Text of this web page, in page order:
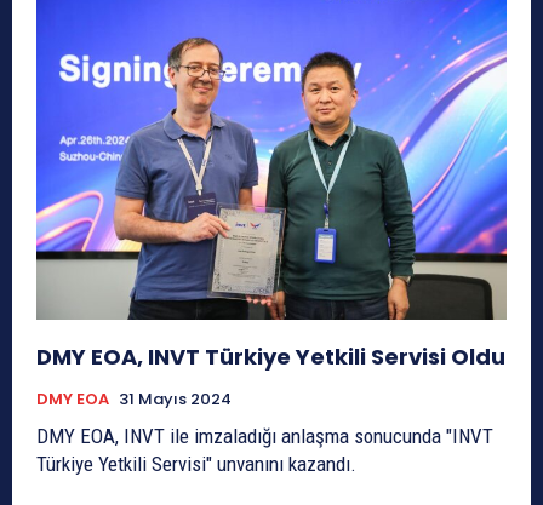
DMY EOA, INVT Türkiye Yetkili Servisi Oldu
DMY EOA 31 Mayıs 2024
DMY EOA, INVT ile imzaladığı anlaşma sonucunda "INVT
Türkiye Yetkili Servisi" unvanını kazandı.